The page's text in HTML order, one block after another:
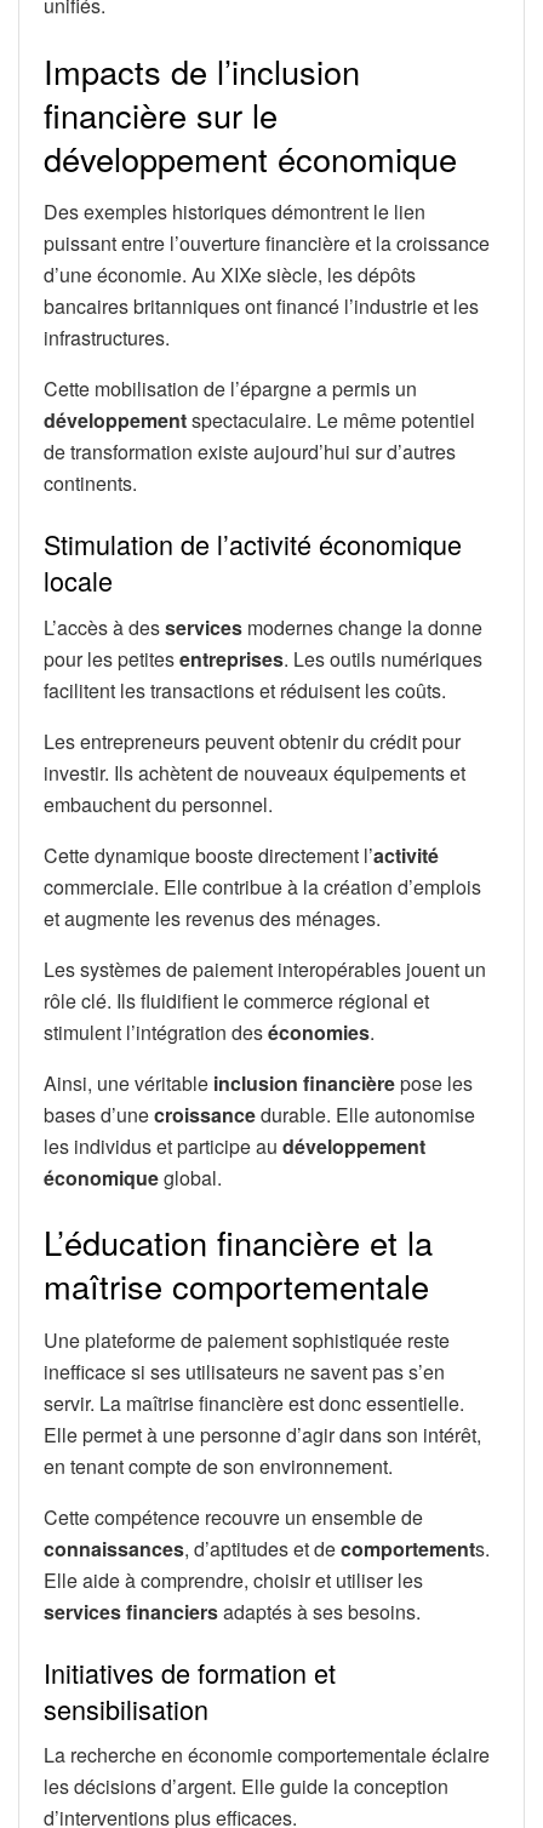
unifiés.
Impacts de l’inclusion
financière sur le
développement économique
Des exemples historiques démontrent le lien
puissant entre l’ouverture financière et la croissance
d’une économie. Au XIXe siècle, les dépôts
bancaires britanniques ont financé l’industrie et les
infrastructures.
Cette mobilisation de l’épargne a permis un
développementspectaculaire. Le même potentiel
de transformation existe aujourd’hui sur d’autres
continents.
Stimulation de l’activité économique
locale
L’accès à desservices modernes change la donne
pour les petitesentreprises. Les outils numériques
facilitent les transactions et réduisent les coûts.
Les entrepreneurs peuvent obtenir du crédit pour
investir. Ils achètent de nouveaux équipements et
embauchent du personnel.
Cette dynamique booste directement l’activité
commerciale. Elle contribue à la création d’emplois
et augmente les revenus des ménages.
Les systèmes de paiement interopérables jouent un
rôle clé. Ils fluidifient le commerce régional et
stimulent l’intégration deséconomies.
Ainsi, une véritable inclusion financièrepose les
bases d’unecroissancedurable. Elle autonomise
les individus et participe au développement
économiqueglobal.
L’éducation financière et la
maîtrise comportementale
Une plateforme de paiement sophistiquée reste
inefficace si ses utilisateurs ne savent pas s’en
servir. La maîtrise financière est donc essentielle.
Elle permet à une personne d’agir dans son intérêt,
en tenant compte de son environnement.
Cette compétence recouvre un ensemble de
connaissances, d’aptitudes et decomportements.
Elle aide à comprendre, choisir et utiliser les
services financiersadaptés à ses besoins.
Initiatives de formation et
sensibilisation
La recherche en économie comportementale éclaire
les décisions d’argent. Elle guide la conception
d’interventions plus efficaces.